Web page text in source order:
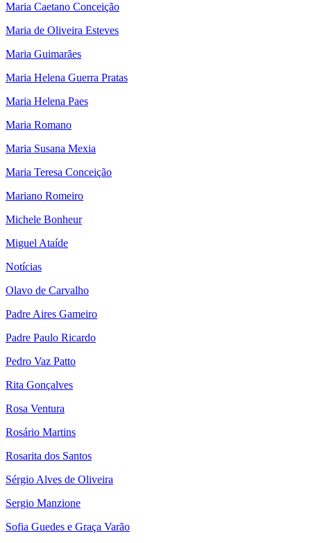
Maria Caetano Conceição
Maria de Oliveira Esteves
Maria Guimarães
Maria Helena Guerra Pratas
Maria Helena Paes
Maria Romano
Maria Susana Mexia
Maria Teresa Conceição
Mariano Romeiro
Michele Bonheur
Miguel Ataíde
Notícias
Olavo de Carvalho
Padre Aires Gameiro
Padre Paulo Ricardo
Pedro Vaz Patto
Rita Gonçalves
Rosa Ventura
Rosário Martins
Rosarita dos Santos
Sérgio Alves de Oliveira
Sergio Manzione
Sofia Guedes e Graça Varão